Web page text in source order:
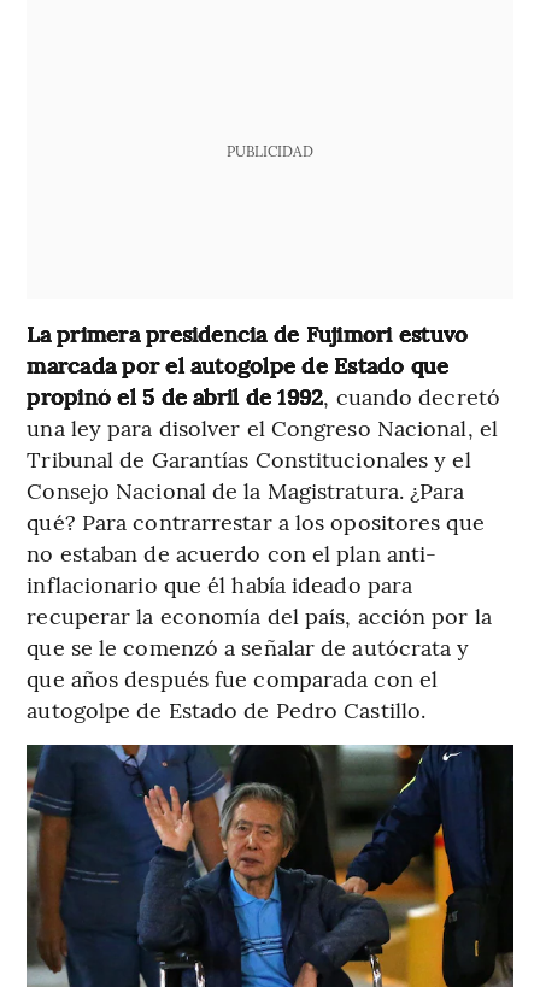
PUBLICIDAD
La primera presidencia de Fujimori estuvo
marcada por el autogolpe de Estado que
propinó el 5 de abril de 1992, cuando decretó
una ley para disolver el Congreso Nacional, el
Tribunal de Garantías Constitucionales y el
Consejo Nacional de la Magistratura. ¿Para
qué? Para contrarrestar a los opositores que
no estaban de acuerdo con el plan anti-
inflacionario que él había ideado para
recuperar la economía del país, acción por la
que se le comenzó a señalar de autócrata y
que años después fue comparada con el
autogolpe de Estado de Pedro Castillo.